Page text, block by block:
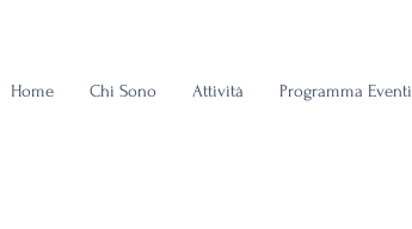
Home Chi Sono Attività Programma Eventi